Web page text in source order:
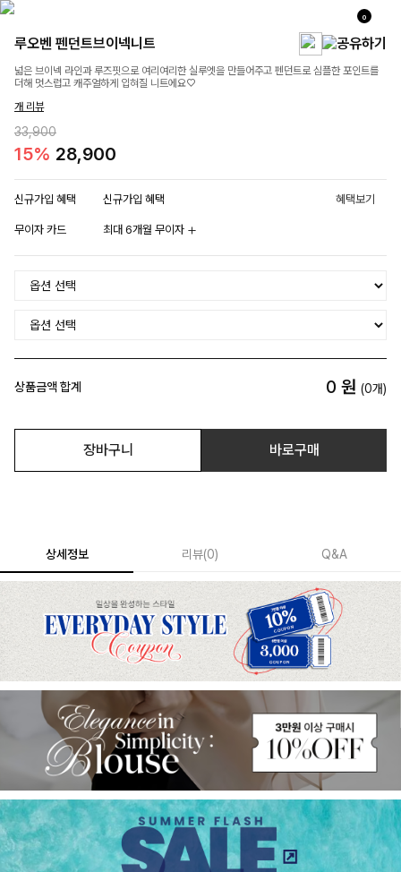
0
루오벤 펜던트브이넥니트
넓은 브이넥 라인과 루즈핏으로 여리여리한 실루엣을 만들어주고 펜던트로 심플한 포인트를
더해 멋스럽고 캐주얼하게 입혀질 니트에요♡
개 리뷰
33,900
15% 28,900
신규가입 혜택 신규가입 혜택 혜택보기
무이자 카드 최대 6개월 무이자
상품금액 합계 0 원 (0개)
장바구니 바로구매
상세정보 리뷰(0) Q&A